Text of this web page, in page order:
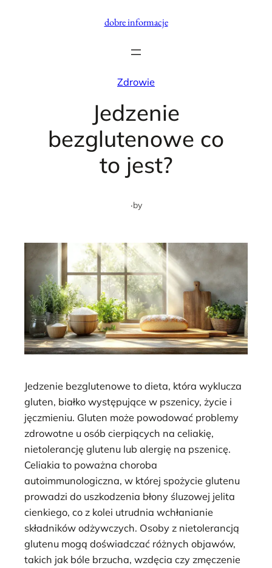
dobre informacje
Zdrowie
Jedzenie
bezglutenowe co
to jest?
·by
Jedzenie bezglutenowe to dieta, która wyklucza
gluten, białko występujące w pszenicy, życie i
jęczmieniu. Gluten może powodować problemy
zdrowotne u osób cierpiących na celiakię,
nietolerancję glutenu lub alergię na pszenicę.
Celiakia to poważna choroba
autoimmunologiczna, w której spożycie glutenu
prowadzi do uszkodzenia błony śluzowej jelita
cienkiego, co z kolei utrudnia wchłanianie
składników odżywczych. Osoby z nietolerancją
glutenu mogą doświadczać różnych objawów,
takich jak bóle brzucha, wzdęcia czy zmęczenie